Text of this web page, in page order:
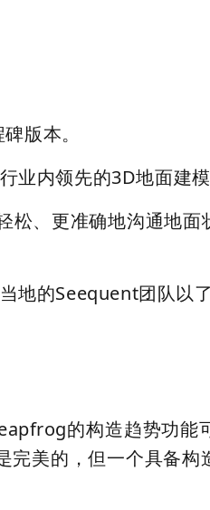
版本。
内领先的3D地面建模
、更准确地沟通地
地的Seequent团队以了
的构造趋势功
美的，但一个具备